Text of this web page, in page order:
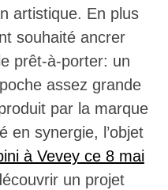
artistique. En plus
souhaité ancrer
prêt-à-porter: un
assez grande
par la marque
en synergie, l’objet
à Vevey ce 8 mai
un projet